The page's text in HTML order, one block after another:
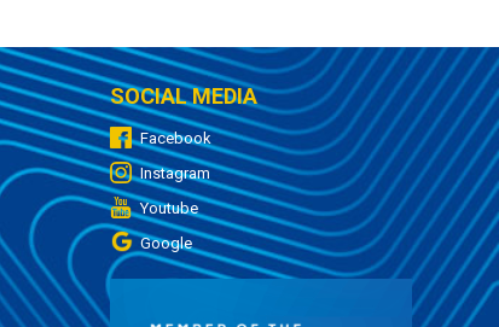
SOCIAL MEDIA
Facebook
Instagram
Youtube
Google